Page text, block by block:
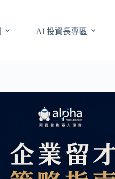
AI 投資長專區